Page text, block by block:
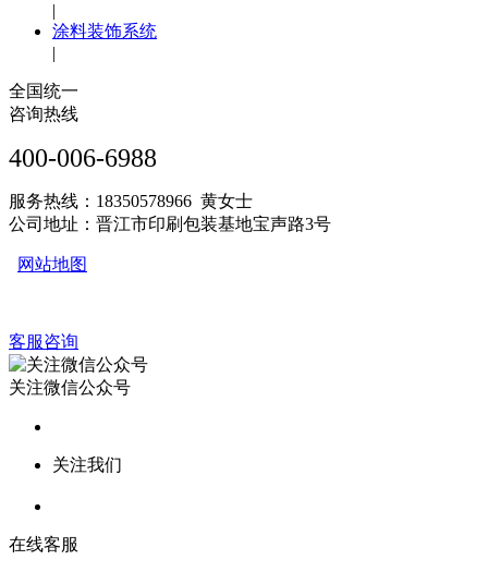
|
涂料装饰系统
|
全国统一
咨询热线
400-006-6988
服务热线：18350578966 黄女士
公司地址：晋江市印刷包装基地宝声路3号
网站地图
客服咨询
关注微信公众号
关注我们
在线客服